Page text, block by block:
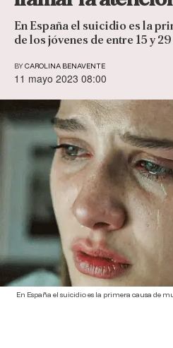
En España el suicidio es la
de los jóvenes de entre 15 y
BY CAROLINA BENAVENTE
11 mayo 2023 08:00
En España el suicidio es la primera causa de